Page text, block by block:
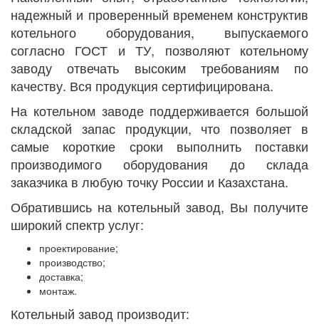
надежный и проверенный временем конструктив
котельного оборудования, выпускаемого
согласно ГОСТ и ТУ, позволяют котельному
заводу отвечать высоким требованиям по
качеству. Вся продукция сертифицирована.
На котельном заводе поддерживается большой
складской запас продукции, что позволяет в
самые короткие сроки выполнить поставки
производимого оборудования до склада
заказчика в любую точку России и Казахстана.
Обратившись на котельный завод, Вы получите
широкий спектр услуг:
проектирование;
производство;
доставка;
монтаж.
Котельный завод производит: